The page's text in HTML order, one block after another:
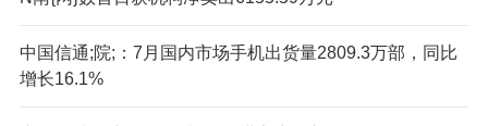
中国信通;院;：7月国内市场手机出货量2809.3万部，同比
增长16.1%